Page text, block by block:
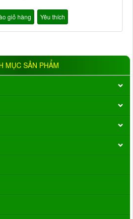
giỏ hàng Yêu thích
MỤC SẢN PHẨM